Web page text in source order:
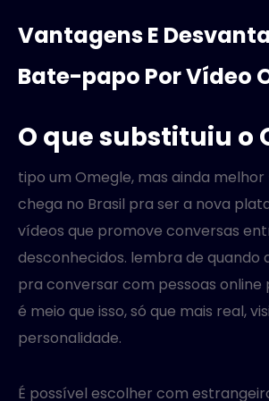
Vantagens E
Bate-papo Por Vídeo
O que substituiu o
tipo um Omegle, mas ainda melhor
chega no Brasil pra ser a nova
vídeos que promove conversas
desconhecidos. lembra de quando
pra conversar com pessoas online
é meio que isso, só que mais real,
personalidade.
É possível escolher com